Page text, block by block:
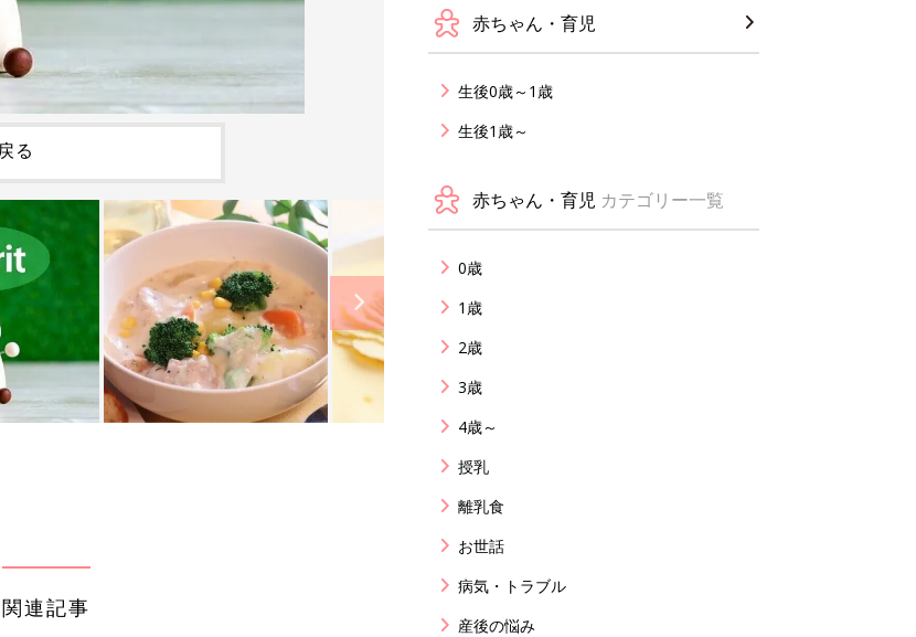
る
関連記事
赤ちゃん・育児
生後0歳～1歳
生後1歳～
赤ちゃん・育児 カテゴリー一覧
0歳
1歳
2歳
3歳
4歳～
授乳
離乳食
お世話
病気・トラブル
産後の悩み